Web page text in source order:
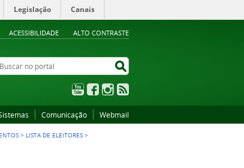
Legislação Canais
ACESSIBILIDADE ALTO CONTRASTE
Buscar no portal
YouTubeFacebookInstagram
Comunicação Webmail
> LISTA DE ELEITORES >